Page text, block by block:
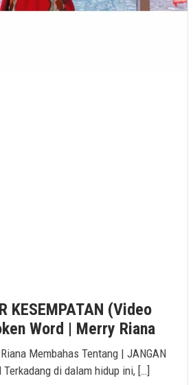
KESEMPATAN (Video
Word | Merry Riana
Membahas Tentang | JANGAN
Terkadang di dalam hidup ini, […]